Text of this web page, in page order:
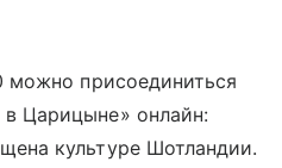
можно присоединиться
Царицыне» онлайн:
культуре Шотландии.